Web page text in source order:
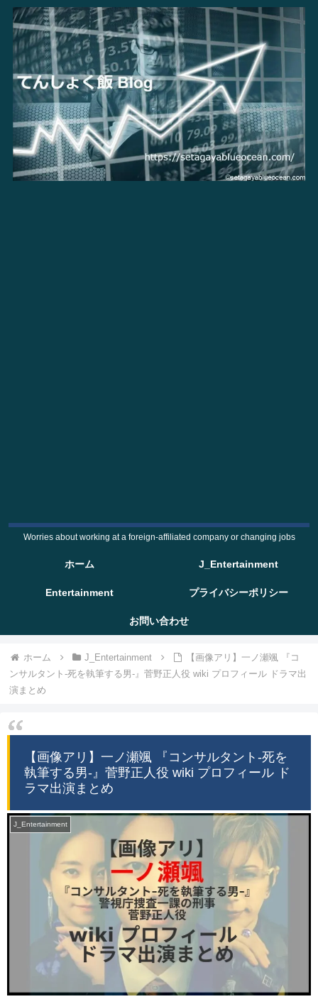
Worries about working at a foreign-affiliated company or changing jobs
ホーム J_Entertainment
Entertainment プライバシーポリシー
お問い合わせ
ホーム J_Entertainment
【画像アリ】一ノ瀬颯 『コ
ンサルタント-死を執筆する男-』菅野正人役 wiki プロフィール ドラマ出
演まとめ
【画像アリ】一ノ瀬颯 『コンサルタント-死を
執筆する男-』菅野正人役 wiki プロフィール ド
ラマ出演まとめ
J_Entertainment